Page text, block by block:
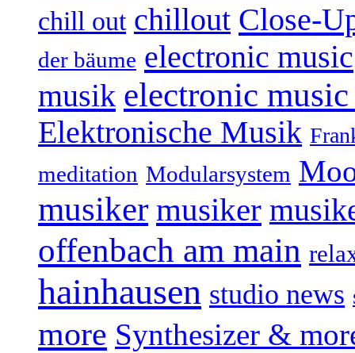
chill out chillout Close-
der bäume electronic music
musik electronic
Elektronische Musik
meditation Modularsystem
musiker musiker
offenbach am main
hainhausen studio news
more Synthesizer &